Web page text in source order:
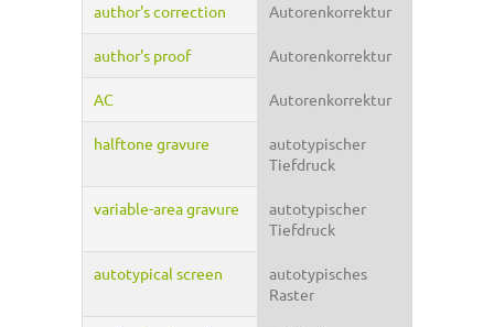
author's correction Autorenkorrektur
author's proof Autorenkorrektur
AC Autorenkorrektur
halftone gravure
autotypischer
Tiefdruck
variable-area gravure
autotypischer
Tiefdruck
autotypical screen
autotypisches
Raster